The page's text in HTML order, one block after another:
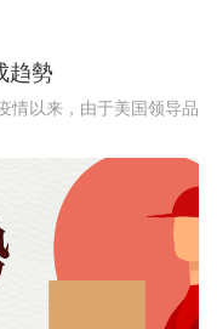
趋勢
情以来，由于美国领导品